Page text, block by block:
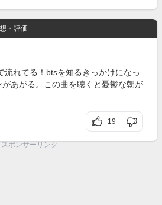
・評価
流れてる！btsを知るきっかけになっ
あがる。この曲を聴くと憂鬱な朝が
19
スポンサーリンク